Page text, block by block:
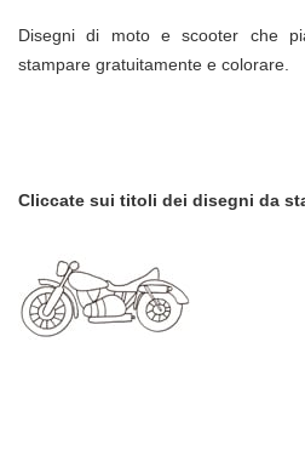
Disegni di moto e scooter che
stampare gratuitamente e colorare.
Cliccate sui titoli dei disegni da